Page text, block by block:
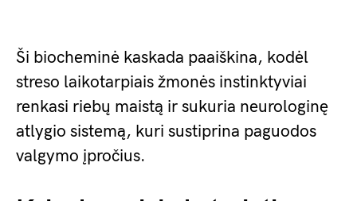
Ši biocheminė kaskada paaiškina, kodėl
streso laikotarpiais žmonės instinktyviai
renkasi riebų maistą ir sukuria neurologinę
atlygio sistemą, kuri sustiprina paguodos
valgymo įpročius.